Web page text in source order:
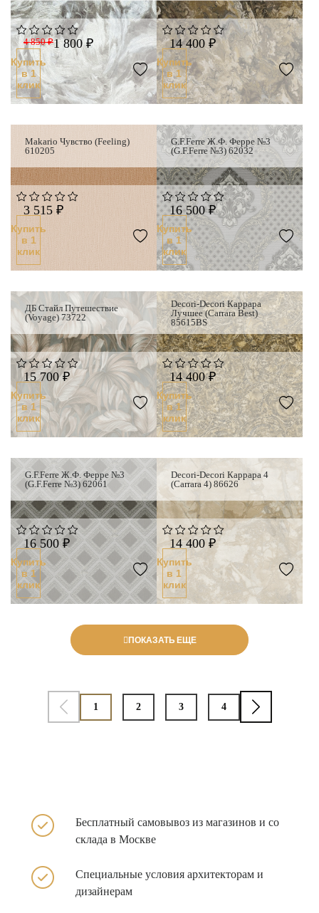
4 850 ₽1 800 ₽
Купить
в 1
клик
14 400 ₽
Купить
в 1
клик
Makario Чувство (Feeling)
610205
3 515 ₽
Купить
в 1
клик
G.F.Ferre Ж.Ф. Ферре №3
(G.F.Ferre №3) 62032
16 500 ₽
Купить
в 1
клик
ДБ Стайл Путешествие
(Voyage) 73722
15 700 ₽
Купить
в 1
клик
Decori-Decori Каррара
Лучшее (Carrara Best)
85615BS
14 400 ₽
Купить
в 1
клик
G.F.Ferre Ж.Ф. Ферре №3
(G.F.Ferre №3) 62061
16 500 ₽
Купить
в 1
клик
Decori-Decori Каррара 4
(Carrara 4) 86626
14 400 ₽
Купить
в 1
клик
ПОКАЗАТЬ ЕЩЕ
1 2 3 4
Бесплатный самовывоз из магазинов и со
склада в Москве
Специальные условия архитекторам и
дизайнерам